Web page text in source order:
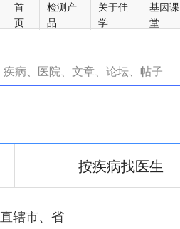
首
页
检测产
品
关于佳
学
基因课
堂
按疾病找医生
直辖市、省